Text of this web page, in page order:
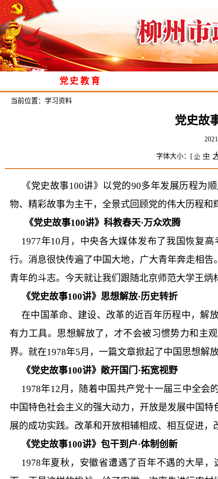
党史教育
当前位置： 学习资料
党史故
字体大小：[ 小 中
《党史故事100讲》以党的90多年发展历程为
物、精彩故事为主干，全景式回顾党的伟大历程和
《党史故事100讲》科教春天·万众欢腾
1977年10月，中央各大媒体发布了我国恢复
行。消息很快传遍了中国大地，广大青年奔走相
青年的斗志。今天就让我们跟随北京师范大学王
《党史故事100讲》思想解放·历史转折
在中国革命、建设、改革的近百年历程中，解
有力工具。思想解放了，才不会被习惯势力和主
界。就在1978年5月，一篇文章掀起了中国思想解
《党史故事100讲》敞开国门·拓宽视野
1978年12月，随着中国共产党十一届三中全会
中国特色社会主义的强大动力，开放是发展中国
展的成功实践。改革和开放相辅相成、相互促进
《党史故事100讲》包干到户·体制创新
1978年夏秋，安徽省遭遇了百年不遇的大旱